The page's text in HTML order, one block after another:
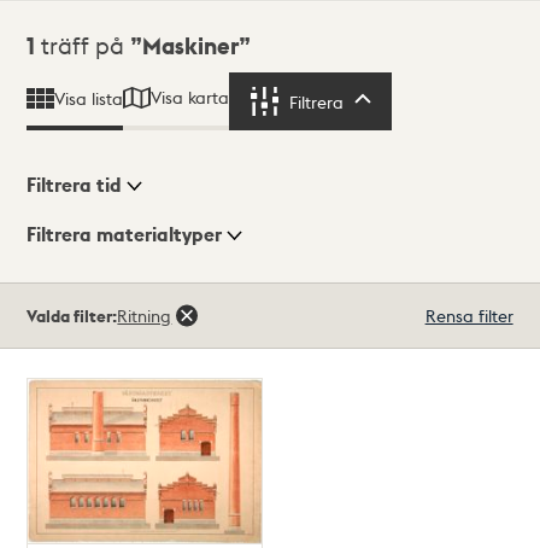
Sökresultat
1 träff på Maskiner
Visa lista Visa karta Filtrera
Visningsläge
Filtrera tid
Filtrera materialtyper
träffar
Valda filter:Ritning Rensa filter